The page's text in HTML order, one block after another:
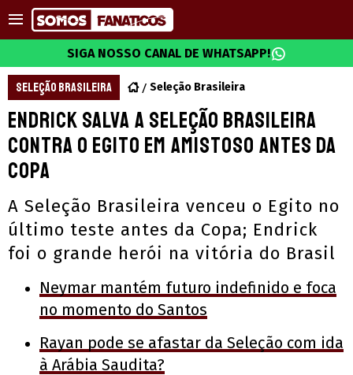
SIGA NOSSO CANAL DE WHATSAPP!
SELEÇÃO BRASILEIRA Seleção Brasileira
Endrick salva a Seleção Brasileira
contra o Egito em amistoso antes da
Copa
A Seleção Brasileira venceu o Egito no
último teste antes da Copa; Endrick
foi o grande herói na vitória do Brasil
Neymar mantém futuro indefinido e foca
no momento do Santos
Rayan pode se afastar da Seleção com ida
à Arábia Saudita?